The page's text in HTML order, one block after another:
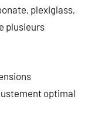
plexiglass,
plusieurs
optimal